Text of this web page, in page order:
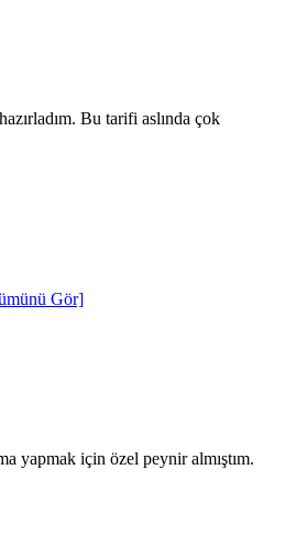
Bu tarifi aslında çok
Gör]
yapmak için özel peynir almıştım.